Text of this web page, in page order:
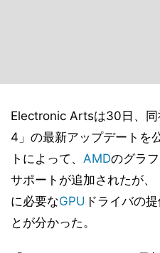
Electronic Artsは30日、
4」の最新アップデートを
トによって、 AMDのグラ
サポートが追加されたが
に必要なGPU ドライバの
とが分かった。